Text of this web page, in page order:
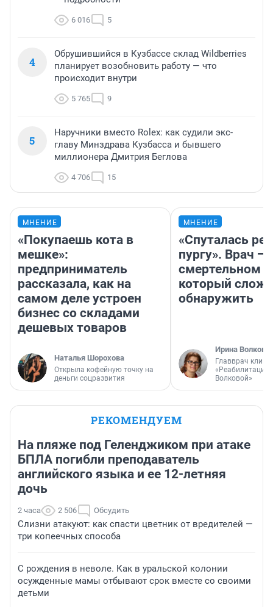
6 016 5
4
Обрушившийся в Кузбассе склад Wildberries
планирует возобновить работу — что
происходит внутри
5 765 9
5
Наручники вместо Rolex: как судили экс-
главу Минздрава Кузбасса и бывшего
миллионера Дмитрия Беглова
4 706 15
МНЕНИЕ
«Покупаешь кота в
мешке»:
предприниматель
рассказала, как на
самом деле устроен
бизнес со складами
дешевых товаров
Наталья Шорохова
Открыла кофейную точку на
деньги соцразвития
МНЕНИЕ
«Спуталась
пургу». Врач —
смертельном
который
обнаружить
Ирина Волкова
Главврач
«Реабилитация
Волковой»
РЕКОМЕНДУЕМ
На пляже под Геленджиком при атаке
БПЛА погибли преподаватель
английского языка и ее 12-летняя
дочь
2 часа 2 506 Обсудить
Слизни атакуют: как спасти цветник от вредителей —
три копеечных способа
С рождения в неволе. Как в уральской колонии
осужденные мамы отбывают срок вместе со своими
детьми